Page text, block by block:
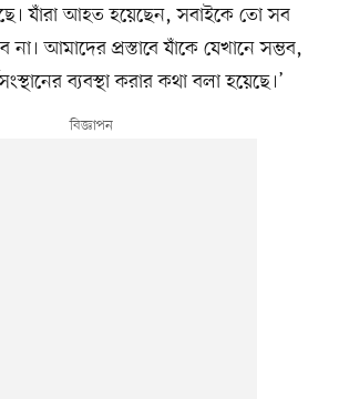
যাঁরা আহত হয়েছেন, সবাইকে তো সব
না। আমাদের প্রস্তাবে যাঁকে যেখানে সম্ভব,
ব্যবস্থা করার কথা বলা হয়েছে।’